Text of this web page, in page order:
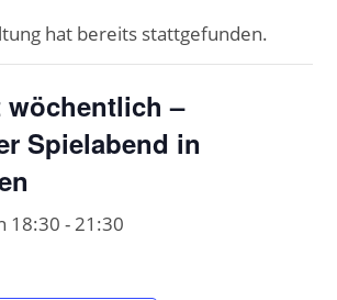
hat bereits stattgefunden.
wöchentlich –
Spielabend in
18:30 -21:30